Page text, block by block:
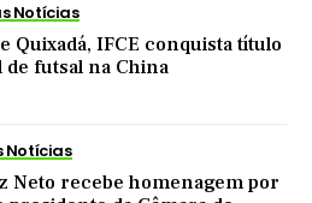
Notícias
Quixadá, IFCE conquista título
futsal na China
Notícias
Neto recebe homenagem por